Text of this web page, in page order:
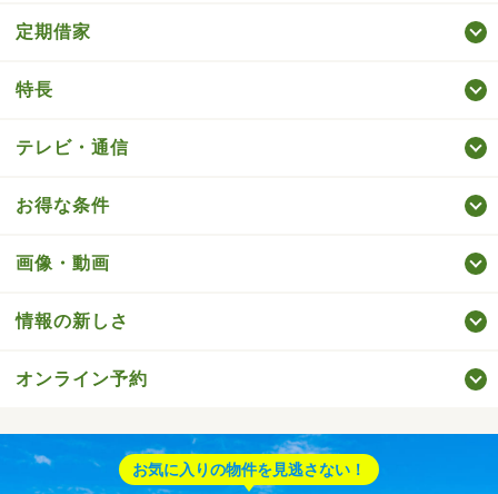
定期借家
特長
テレビ・通信
お得な条件
画像・動画
情報の新しさ
オンライン予約
お気に入りの物件を見逃さない！